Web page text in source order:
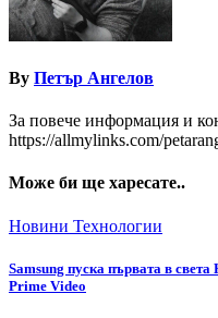
By Петър Ангелов
За повече информация и
https://allmylinks.com/
Може би ще харесате..
Новини Технологии
Samsung пуска първата в
Prime Video